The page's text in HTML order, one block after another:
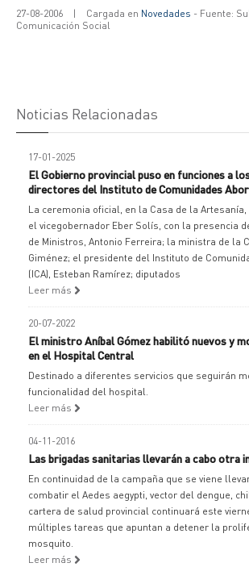
27-08-2006 | Cargada en Novedades - Fuente:
Comunicación Social
Noticias Relacionadas
17-01-2025
El Gobierno provincial puso en funciones a
directores del Instituto de Comunidades
La ceremonia oficial, en la Casa de la
el vicegobernador Eber Solís, con la presencia
de Ministros, Antonio Ferreira; la ministra de la
Giménez; el presidente del Instituto de
(ICA), Esteban Ramírez; diputados
Leer más
20-07-2022
El ministro Aníbal Gómez habilitó nuevos y
en el Hospital Central
Destinado a diferentes servicios que seguirán
funcionalidad del hospital.
Leer más
04-11-2016
Las brigadas sanitarias llevarán a cabo otra
En continuidad de la campaña que se viene
combatir el Aedes aegypti, vector del dengue,
cartera de salud provincial continuará este
múltiples tareas que apuntan a detener la
mosquito.
Leer más